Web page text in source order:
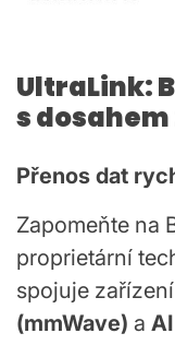
UltraLink:
s
Přenos dat
Zapomeňte na
proprietární
spojuje
(mmWave) a